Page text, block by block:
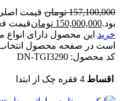
157,100,000 تومان
بود.150,000,000 تومانقیمت فعلی:
خرید این محصول دارای
است در صفحه محصول
کد محصول: DN-TGI3290
اقساط 4 فقره چک از ابتدا